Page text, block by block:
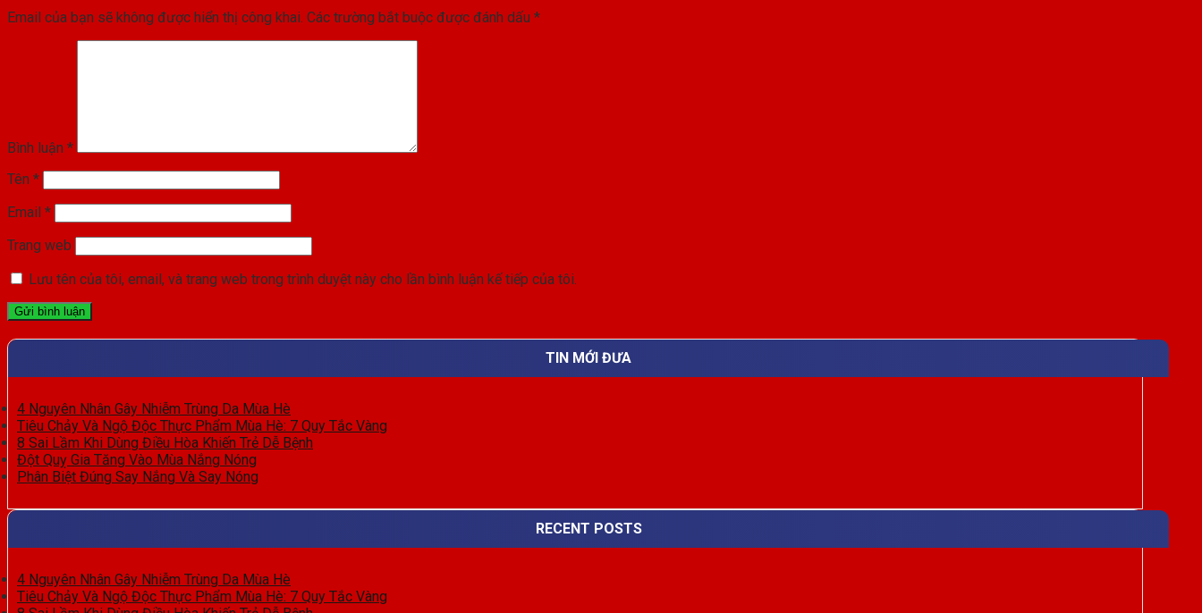
Email của bạn sẽ không được hiển thị công khai. Các trường bắt buộc được đánh dấu *
Bình luận *
Tên *
Email *
Trang web
Lưu tên của tôi, email, và trang web trong trình duyệt này cho lần bình luận kế tiếp của tôi.
TIN MỚI ĐƯA
4 Nguyên Nhân Gây Nhiễm Trùng Da Mùa Hè
Tiêu Chảy Và Ngộ Độc Thực Phẩm Mùa Hè: 7 Quy Tắc Vàng
8 Sai Lầm Khi Dùng Điều Hòa Khiến Trẻ Dễ Bệnh
Đột Quỵ Gia Tăng Vào Mùa Nắng Nóng
Phân Biệt Đúng Say Nắng Và Say Nóng
RECENT POSTS
4 Nguyên Nhân Gây Nhiễm Trùng Da Mùa Hè
Tiêu Chảy Và Ngộ Độc Thực Phẩm Mùa Hè: 7 Quy Tắc Vàng